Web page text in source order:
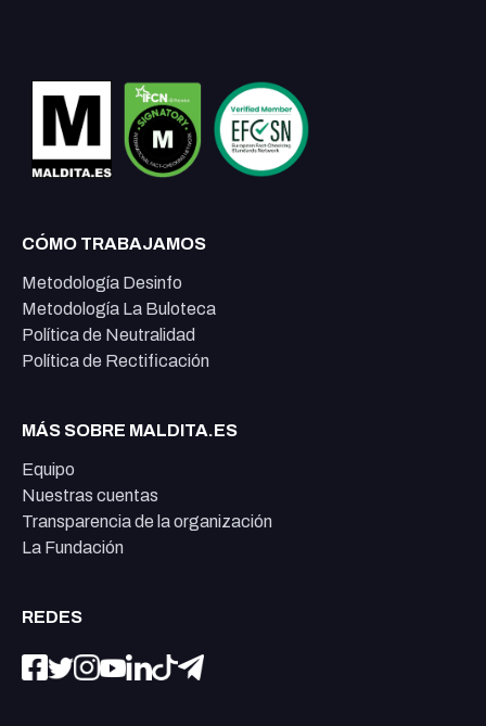
CÓMO TRABAJAMOS
Metodología Desinfo
Metodología La Buloteca
Política de Neutralidad
Política de Rectificación
MÁS SOBRE MALDITA.ES
Equipo
Nuestras cuentas
Transparencia de la organización
La Fundación
REDES